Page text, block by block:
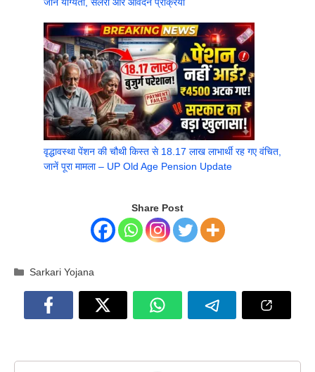
जानें योग्यता, सैलरी और आवेदन प्रक्रिया
वृद्धावस्था पेंशन की चौथी किस्त से 18.17 लाख लाभार्थी रह गए वंचित,
जानें पूरा मामला – UP Old Age Pension Update
Share Post
Categories
Sarkari Yojana